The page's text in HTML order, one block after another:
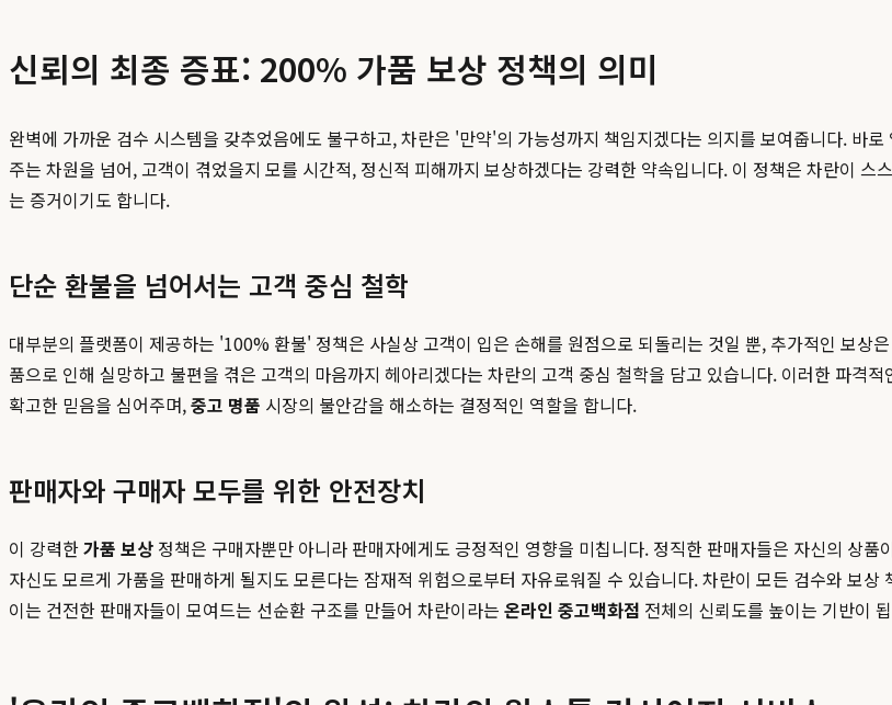
신뢰의 최종 증표: 200% 가품 보상 정책의 의미
완벽에 가까운 검수 시스템을 갖추었음에도 불구하고, 차란은 '만약'의 가능성까지 책임지겠다는 의지를 보여줍니다. 바
주는 차원을 넘어, 고객이 겪었을지 모를 시간적, 정신적 피해까지 보상하겠다는 강력한 약속입니다. 이 정책은 차란이
는 증거이기도 합니다.
단순 환불을 넘어서는 고객 중심 철학
대부분의 플랫폼이 제공하는 '100% 환불' 정책은 사실상 고객이 입은 손해를 원점으로 되돌리는 것일 뿐, 추가적인 보
품으로 인해 실망하고 불편을 겪은 고객의 마음까지 헤아리겠다는 차란의 고객 중심 철학을 담고 있습니다. 이러한 파격
확고한 믿음을 심어주며,중고 명품 시장의 불안감을 해소하는 결정적인 역할을 합니다.
판매자와 구매자 모두를 위한 안전장치
이 강력한가품 보상 정책은 구매자뿐만 아니라 판매자에게도 긍정적인 영향을 미칩니다. 정직한 판매자들은 자신의 상
자신도 모르게 가품을 판매하게 될지도 모른다는 잠재적 위험으로부터 자유로워질 수 있습니다. 차란이 모든 검수와 보
이는 건전한 판매자들이 모여드는 선순환 구조를 만들어 차란이라는 온라인 중고백화점 전체의 신뢰도를 높이는 기반이